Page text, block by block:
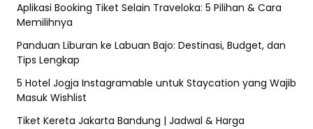
Aplikasi Booking Tiket Selain Traveloka: 5 Pilihan & Cara
Memilihnya
Panduan Liburan ke Labuan Bajo: Destinasi, Budget, dan
Tips Lengkap
5 Hotel Jogja Instagramable untuk Staycation yang Wajib
Masuk Wishlist
Tiket Kereta Jakarta Bandung | Jadwal & Harga